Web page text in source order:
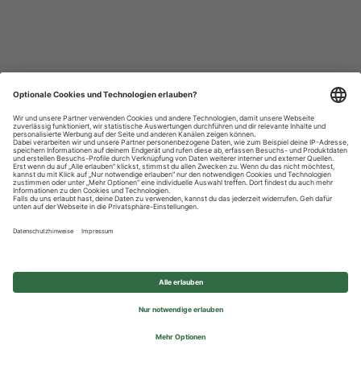
Datenschutzhinweise
Impressum
Privatsphäre-Einstellungen
© 2026 REWE Group - All rights reserved